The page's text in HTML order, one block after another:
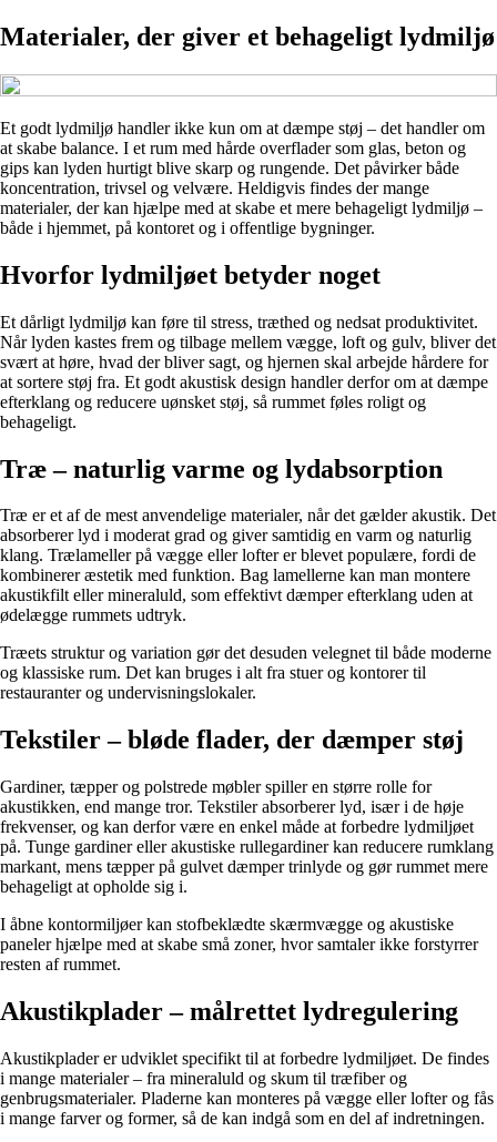
Materialer, der giver et behageligt lydmiljø
Et godt lydmiljø handler ikke kun om at dæmpe støj – det handler om
at skabe balance. I et rum med hårde overflader som glas, beton og
gips kan lyden hurtigt blive skarp og rungende. Det påvirker både
koncentration, trivsel og velvære. Heldigvis findes der mange
materialer, der kan hjælpe med at skabe et mere behageligt lydmiljø –
både i hjemmet, på kontoret og i offentlige bygninger.
Hvorfor lydmiljøet betyder noget
Et dårligt lydmiljø kan føre til stress, træthed og nedsat produktivitet.
Når lyden kastes frem og tilbage mellem vægge, loft og gulv, bliver det
svært at høre, hvad der bliver sagt, og hjernen skal arbejde hårdere for
at sortere støj fra. Et godt akustisk design handler derfor om at dæmpe
efterklang og reducere uønsket støj, så rummet føles roligt og
behageligt.
Træ – naturlig varme og lydabsorption
Træ er et af de mest anvendelige materialer, når det gælder akustik. Det
absorberer lyd i moderat grad og giver samtidig en varm og naturlig
klang. Trælameller på vægge eller lofter er blevet populære, fordi de
kombinerer æstetik med funktion. Bag lamellerne kan man montere
akustikfilt eller mineraluld, som effektivt dæmper efterklang uden at
ødelægge rummets udtryk.
Træets struktur og variation gør det desuden velegnet til både moderne
og klassiske rum. Det kan bruges i alt fra stuer og kontorer til
restauranter og undervisningslokaler.
Tekstiler – bløde flader, der dæmper støj
Gardiner, tæpper og polstrede møbler spiller en større rolle for
akustikken, end mange tror. Tekstiler absorberer lyd, især i de høje
frekvenser, og kan derfor være en enkel måde at forbedre lydmiljøet
på. Tunge gardiner eller akustiske rullegardiner kan reducere rumklang
markant, mens tæpper på gulvet dæmper trinlyde og gør rummet mere
behageligt at opholde sig i.
I åbne kontormiljøer kan stofbeklædte skærmvægge og akustiske
paneler hjælpe med at skabe små zoner, hvor samtaler ikke forstyrrer
resten af rummet.
Akustikplader – målrettet lydregulering
Akustikplader er udviklet specifikt til at forbedre lydmiljøet. De findes
i mange materialer – fra mineraluld og skum til træfiber og
genbrugsmaterialer. Pladerne kan monteres på vægge eller lofter og fås
i mange farver og former, så de kan indgå som en del af indretningen.